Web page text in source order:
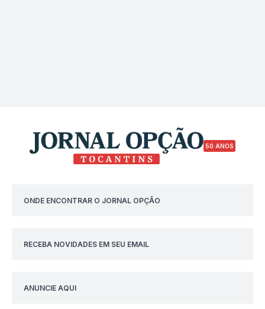
50 ANOS
ONDE ENCONTRAR O JORNAL OPÇÃO
RECEBA NOVIDADES EM SEU EMAIL
ANUNCIE AQUI